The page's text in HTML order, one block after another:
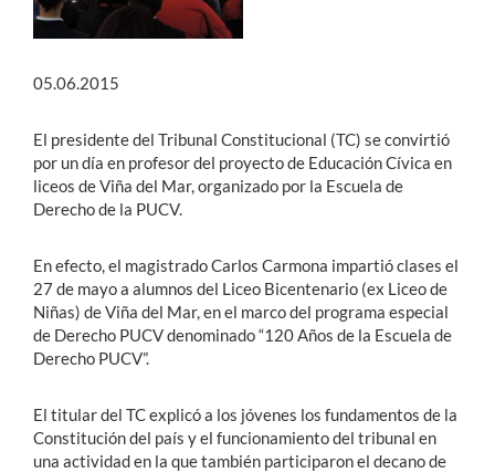
English
05.06.2015
El presidente del Tribunal Constitucional (TC) se convirtió
por un día en profesor del proyecto de Educación Cívica en
liceos de Viña del Mar, organizado por la Escuela de
Derecho de la PUCV.
En efecto, el magistrado Carlos Carmona impartió clases el
27 de mayo a alumnos del Liceo Bicentenario (ex Liceo de
Niñas) de Viña del Mar, en el marco del programa especial
de Derecho PUCV denominado “120 Años de la Escuela de
Derecho PUCV”.
El titular del TC explicó a los jóvenes los fundamentos de la
Constitución del país y el funcionamiento del tribunal en
una actividad en la que también participaron el decano de